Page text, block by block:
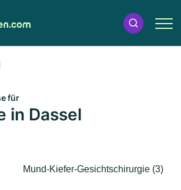
für
in Dassel
Mund-Kiefer-Gesichtschirurgie (3)